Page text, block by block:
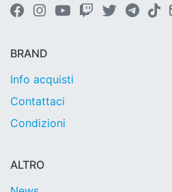
BRAND
Info acquisti
Contattaci
Condizioni
ALTRO